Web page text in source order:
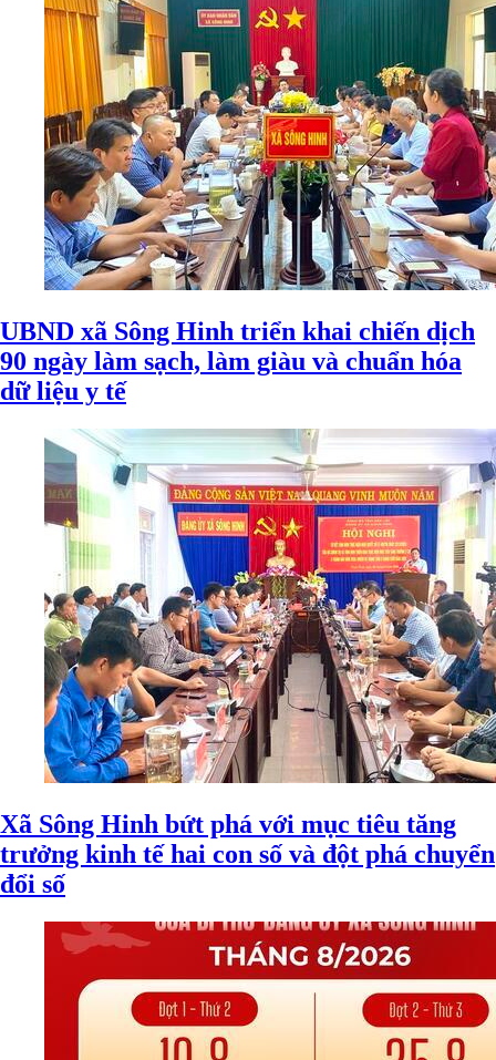
UBND xã Sông Hinh triển khai chiến dịch
90 ngày làm sạch, làm giàu và chuẩn hóa
dữ liệu y tế
Xã Sông Hinh bứt phá với mục tiêu tăng
trưởng kinh tế hai con số và đột phá chuyển
đổi số